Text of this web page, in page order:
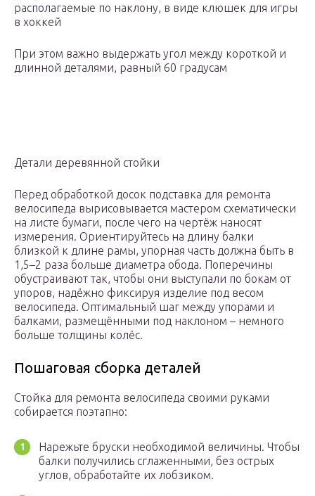
располагаемые по наклону, в виде клюшек для игры
в хоккей
При этом важно выдержать угол между короткой и
длинной деталями, равный 60 градусам
Детали деревянной стойки
Перед обработкой досок подставка для ремонта
велосипеда вырисовывается мастером схематически
на листе бумаги, после чего на чертёж наносят
измерения. Ориентируйтесь на длину балки
близкой к длине рамы, упорная часть должна быть в
1,5–2 раза больше диаметра обода. Поперечины
обустраивают так, чтобы они выступали по бокам от
упоров, надёжно фиксируя изделие под весом
велосипеда. Оптимальный шаг между упорами и
балками, размещёнными под наклоном – немного
больше толщины колёс.
Пошаговая сборка деталей
Стойка для ремонта велосипеда своими руками
собирается поэтапно:
Нарежьте бруски необходимой величины. Чтобы
балки получились сглаженными, без острых
углов, обработайте их лобзиком.